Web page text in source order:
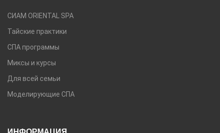
СИАМ ORIENTAL SPA
Тайские практики
СПА программы
Миксы и курсы
Для всей семьи
Моделирующие СПА